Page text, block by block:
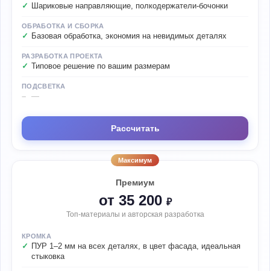
Шариковые направляющие, полкодержатели-бочонки
ОБРАБОТКА И СБОРКА
Базовая обработка, экономия на невидимых деталях
РАЗРАБОТКА ПРОЕКТА
Типовое решение по вашим размерам
ПОДСВЕТКА
—
Рассчитать
Максимум
Премиум
от 35 200 ₽
Топ-материалы и авторская разработка
КРОМКА
ПУР 1–2 мм на всех деталях, в цвет фасада, идеальная
стыковка